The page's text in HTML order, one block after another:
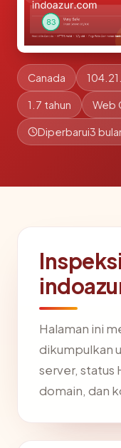
Canada
1.7 tahun Web
Diperbarui3
Halaman ini
dikumpulkan
server, status
domain, dan